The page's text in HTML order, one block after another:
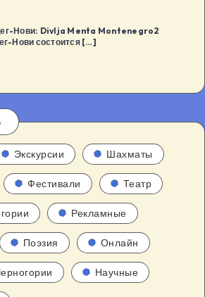
Нови: Divlja Menta Montenegro2
Нови состоится […]
Экскурсии Шахматы
Фестивали Театр
Рекламные
Поэзия Онлайн
Научные